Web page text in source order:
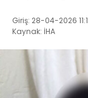
Giriş: 28-04-2026
Kaynak: İHA